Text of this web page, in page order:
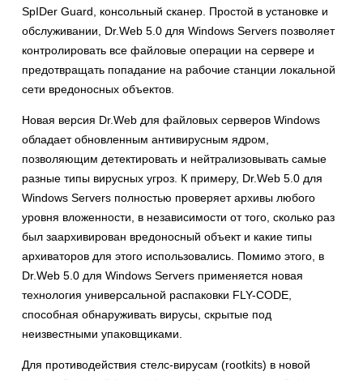
SpIDer Guard, консольный сканер. Простой в установке и
обслуживании, Dr.Web 5.0 для Windows Servers позволяет
контролировать все файловые операции на сервере и
предотвращать попадание на рабочие станции локальной
сети вредоносных объектов.
Новая версия Dr.Web для файловых серверов Windows
обладает обновленным антивирусным ядром,
позволяющим детектировать и нейтрализовывать самые
разные типы вирусных угроз. К примеру, Dr.Web 5.0 для
Windows Servers полностью проверяет архивы любого
уровня вложенности, в независимости от того, сколько раз
был заархивирован вредоносный объект и какие типы
архиваторов для этого использовались. Помимо этого, в
Dr.Web 5.0 для Windows Servers применяется новая
технология универсальной распаковки FLY-CODE,
способная обнаруживать вирусы, скрытые под
неизвестными упаковщиками.
Для противодействия стелс-вирусам (rootkits) в новой